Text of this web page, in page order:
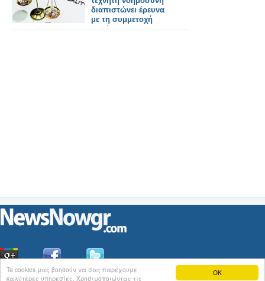
OK
Ta cookies μας βοηθούν να σας παρέχουμε
καλύτερες υπηρεσίες. Χρησιμοποιώντας τις
διαπιστώνει έρευνα
με τη συμμετοχή
Ελλήνων